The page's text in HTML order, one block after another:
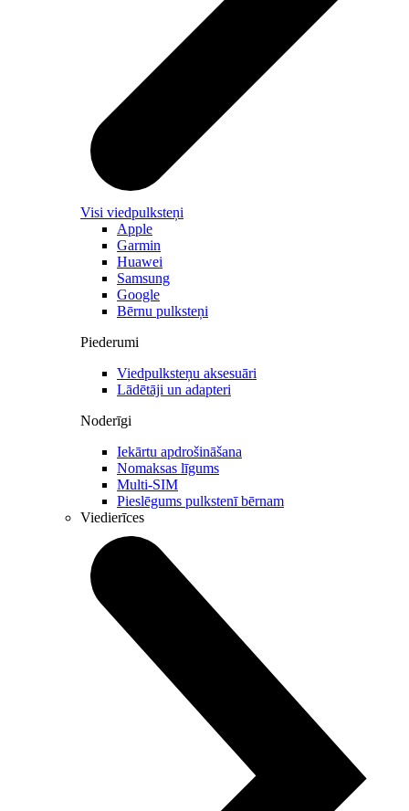
Visi viedpulksteņi
Apple
Garmin
Huawei
Samsung
Google
Bērnu pulksteņi
Piederumi
Viedpulksteņu aksesuāri
Lādētāji un adapteri
Noderīgi
Iekārtu apdrošināšana
Nomaksas līgums
Multi-SIM
Pieslēgums pulkstenī bērnam
Viedierīces